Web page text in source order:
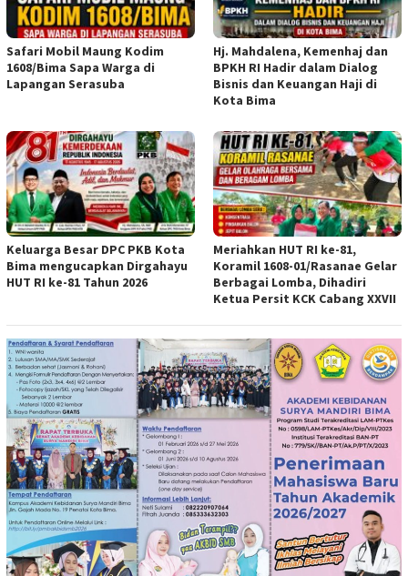
Safari Mobil Maung Kodim
1608/Bima Sapa Warga di
Lapangan Serasuba
Hj. Mahdalena, Kemenhaj dan
BPKH RI Hadir dalam Dialog
Bisnis dan Keuangan Haji di
Kota Bima
Keluarga Besar DPC PKB Kota
Bima mengucapkan Dirgahayu
HUT RI ke-81 Tahun 2026
Meriahkan HUT RI ke-81,
Koramil 1608-01/Rasanae Gelar
Berbagai Lomba, Dihadiri
Ketua Persit KCK Cabang XXVII